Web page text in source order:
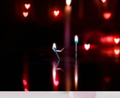
Развитие
магазина "Всё
Смотреть проект